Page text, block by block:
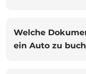
Welche
ein Auto zu